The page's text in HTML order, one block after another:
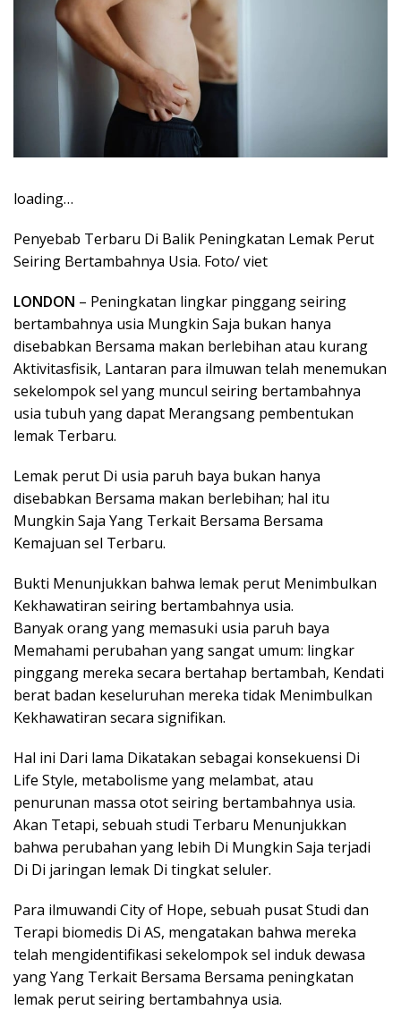
loading…
Penyebab Terbaru Di Balik Peningkatan Lemak Perut
Seiring Bertambahnya Usia. Foto/ viet
LONDON – Peningkatan lingkar pinggang seiring
bertambahnya usia Mungkin Saja bukan hanya
disebabkan Bersama makan berlebihan atau kurang
Aktivitasfisik, Lantaran para ilmuwan telah menemukan
sekelompok sel yang muncul seiring bertambahnya
usia tubuh yang dapat Merangsang pembentukan
lemak Terbaru.
Lemak perut Di usia paruh baya bukan hanya
disebabkan Bersama makan berlebihan; hal itu
Mungkin Saja Yang Terkait Bersama Bersama
Kemajuan sel Terbaru.
Bukti Menunjukkan bahwa lemak perut Menimbulkan
Kekhawatiran seiring bertambahnya usia.
Banyak orang yang memasuki usia paruh baya
Memahami perubahan yang sangat umum: lingkar
pinggang mereka secara bertahap bertambah, Kendati
berat badan keseluruhan mereka tidak Menimbulkan
Kekhawatiran secara signifikan.
Hal ini Dari lama Dikatakan sebagai konsekuensi Di
Life Style, metabolisme yang melambat, atau
penurunan massa otot seiring bertambahnya usia.
Akan Tetapi, sebuah studi Terbaru Menunjukkan
bahwa perubahan yang lebih Di Mungkin Saja terjadi
Di Di jaringan lemak Di tingkat seluler.
Para ilmuwandi City of Hope, sebuah pusat Studi dan
Terapi biomedis Di AS, mengatakan bahwa mereka
telah mengidentifikasi sekelompok sel induk dewasa
yang Yang Terkait Bersama Bersama peningkatan
lemak perut seiring bertambahnya usia.